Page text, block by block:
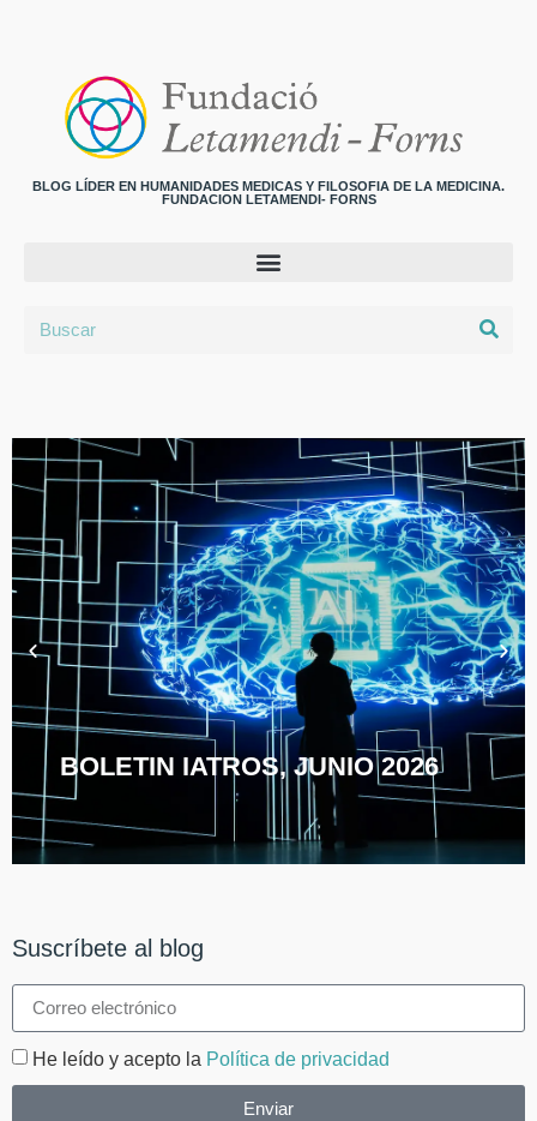
BLOG LÍDER EN HUMANIDADES MEDICAS Y FILOSOFIA DE LA MEDICINA.
FUNDACION LETAMENDI- FORNS
BOLETIN IATROS, JUNIO 2026
Suscríbete al blog
He leído y acepto la Política de privacidad
Enviar